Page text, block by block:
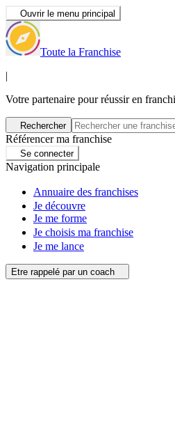
Ouvrir le menu principal
Toute la Franchise
|
Votre partenaire pour réussir en
Rechercher
Référencer ma franchise
Se connecter
Navigation principale
Annuaire des franchises
Je découvre
Je me forme
Je choisis ma franchise
Je me lance
Etre rappelé par un coach